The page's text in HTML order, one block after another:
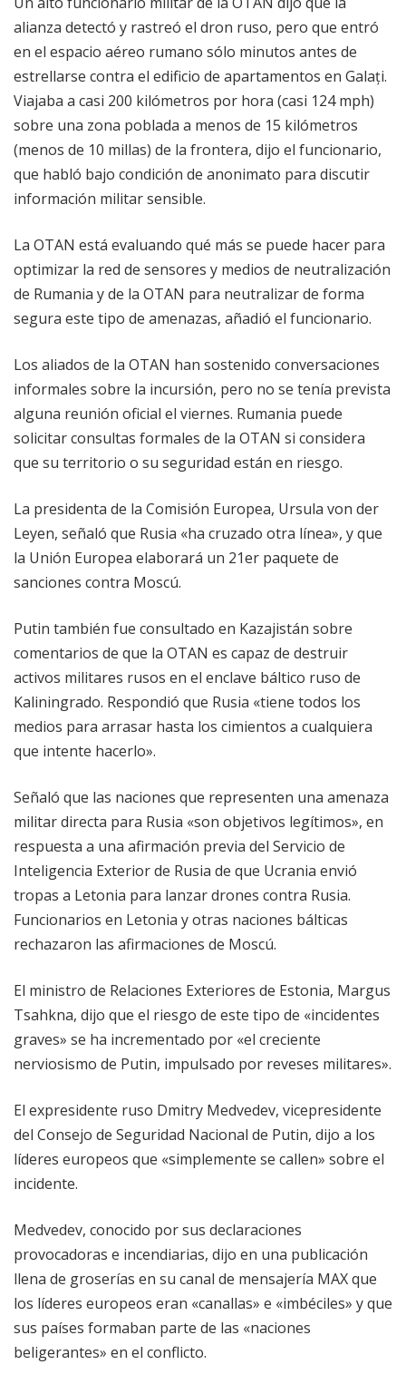
alianza detectó y rastreó el dron ruso, pero que entró
en el espacio aéreo rumano sólo minutos antes de
estrellarse contra el edificio de apartamentos en Galați.
Viajaba a casi 200 kilómetros por hora (casi 124 mph)
sobre una zona poblada a menos de 15 kilómetros
(menos de 10 millas) de la frontera, dijo el funcionario,
que habló bajo condición de anonimato para discutir
información militar sensible.
La OTAN está evaluando qué más se puede hacer para
optimizar la red de sensores y medios de neutralización
de Rumania y de la OTAN para neutralizar de forma
segura este tipo de amenazas, añadió el funcionario.
Los aliados de la OTAN han sostenido conversaciones
informales sobre la incursión, pero no se tenía prevista
alguna reunión oficial el viernes. Rumania puede
solicitar consultas formales de la OTAN si considera
que su territorio o su seguridad están en riesgo.
La presidenta de la Comisión Europea, Ursula von der
Leyen, señaló que Rusia «ha cruzado otra línea», y que
la Unión Europea elaborará un 21er paquete de
sanciones contra Moscú.
Putin también fue consultado en Kazajistán sobre
comentarios de que la OTAN es capaz de destruir
activos militares rusos en el enclave báltico ruso de
Kaliningrado. Respondió que Rusia «tiene todos los
medios para arrasar hasta los cimientos a cualquiera
que intente hacerlo».
Señaló que las naciones que representen una amenaza
militar directa para Rusia «son objetivos legítimos», en
respuesta a una afirmación previa del Servicio de
Inteligencia Exterior de Rusia de que Ucrania envió
tropas a Letonia para lanzar drones contra Rusia.
Funcionarios en Letonia y otras naciones bálticas
rechazaron las afirmaciones de Moscú.
El ministro de Relaciones Exteriores de Estonia, Margus
Tsahkna, dijo que el riesgo de este tipo de «incidentes
graves» se ha incrementado por «el creciente
nerviosismo de Putin, impulsado por reveses militares».
El expresidente ruso Dmitry Medvedev, vicepresidente
del Consejo de Seguridad Nacional de Putin, dijo a los
líderes europeos que «simplemente se callen» sobre el
incidente.
Medvedev, conocido por sus declaraciones
provocadoras e incendiarias, dijo en una publicación
llena de groserías en su canal de mensajería MAX que
los líderes europeos eran «canallas» e «imbéciles» y que
sus países formaban parte de las «naciones
beligerantes» en el conflicto.